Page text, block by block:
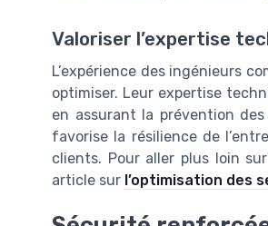
Valoriser l’expertise
L’expérience des ingénieurs
optimiser. Leur expertise
en assurant la prévention
favorise la résilience de
clients. Pour aller plus loin
article sur l’optimisation des